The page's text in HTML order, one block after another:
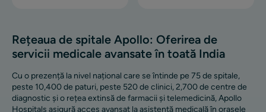
Rețeaua de spitale Apollo: Oferirea de
servicii medicale avansate în toată India
Cu o prezență la nivel național care se întinde pe 75 de spitale,
peste 10,400 de paturi, peste 520 de clinici, 2,700 de centre de
diagnostic și o rețea extinsă de farmacii și telemedicină, Apollo
Hospitals asigură acces avansat la asistență medicală în orașele